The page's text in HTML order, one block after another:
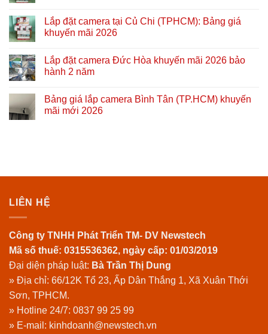
Lắp đặt camera tại Củ Chi (TPHCM): Bảng giá
khuyến mãi 2026
Lắp đặt camera Đức Hòa khuyến mãi 2026 bảo
hành 2 năm
Bảng giá lắp camera Bình Tân (TP.HCM) khuyến
mãi mới 2026
LIÊN HỆ
Công ty TNHH Phát Triển TM- DV Newstech
Mã số thuế: 0315536362, ngày cấp: 01/03/2019
Đại diện pháp luật: Bà Trần Thị Dung
» Địa chỉ: 66/12K Tổ 23, Ấp Dân Thắng 1, Xã Xuân Thới
Sơn, TPHCM.
» Hotline 24/7: 0837 99 25 99
» E-mail: kinhdoanh@newstech.vn